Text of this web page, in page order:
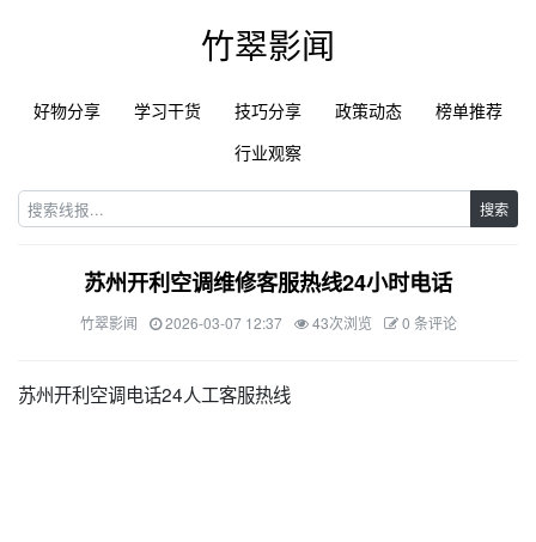
竹翠影闻
好物分享 学习干货 技巧分享 政策动态
榜单推荐
行业观察
搜索
苏州开利空调维修客服热线24小时电话
竹翠影闻 2026-03-07 12:37 43次浏览 0 条评论
苏州开利空调电话24人工客服热线